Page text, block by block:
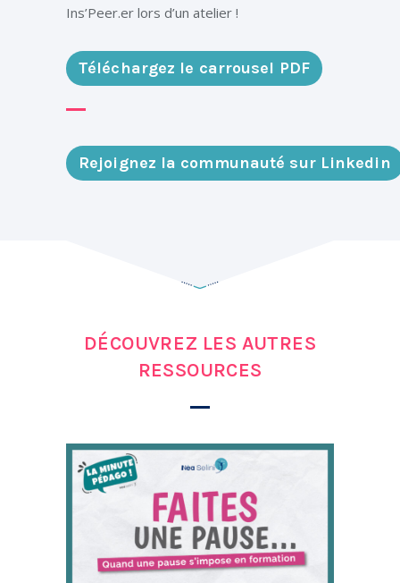
Ins’Peer.er lors d’un atelier !
Téléchargez le carrousel PDF
Rejoignez la communauté sur Linkedin
DÉCOUVREZ LES AUTRES
RESSOURCES